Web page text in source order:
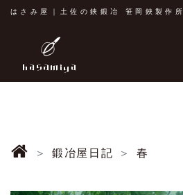
はさみ屋｜土佐の鋏鍛冶 笹岡鋏製作所
鍛冶屋日記 春